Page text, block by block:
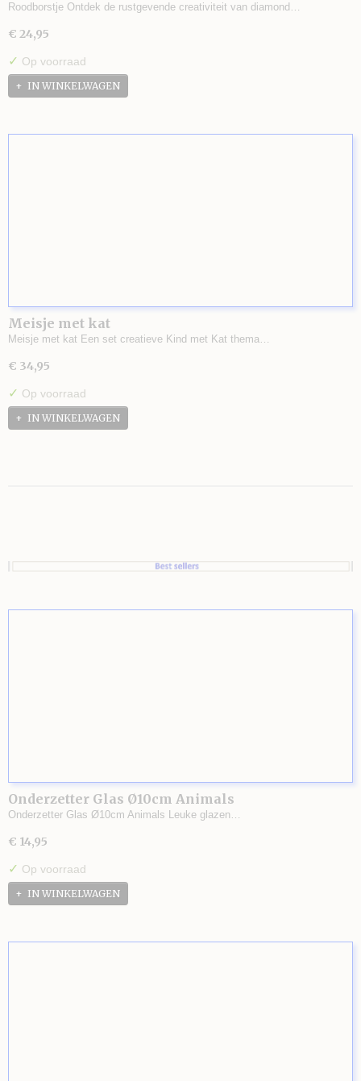
Roodborstje Ontdek de rustgevende creativiteit van diamond…
€ 24,95
✓ Op voorraad
IN WINKELWAGEN
Meisje met kat
Meisje met kat Een set creatieve Kind met Kat thema…
€ 34,95
✓ Op voorraad
IN WINKELWAGEN
Onderzetter Glas Ø10cm Animals
Onderzetter Glas Ø10cm Animals Leuke glazen…
€ 14,95
✓ Op voorraad
IN WINKELWAGEN